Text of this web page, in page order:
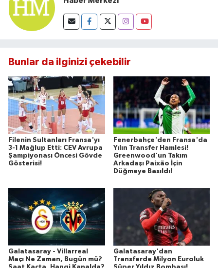
Bunlar da ilginizi çekebilir
Filenin Sultanları Fransa'yı
3-1 Mağlup Etti: CEV Avrupa
Şampiyonası Öncesi Gövde
Gösterisi!
Fenerbahçe'den Fransa'da
Yılın Transfer Hamlesi!
Greenwood'un Takım
Arkadaşı Paixão İçin
Düğmeye Basıldı!
Galatasaray - Villarreal
Maçı Ne Zaman, Bugün mü?
Galatasaray'dan
Transferde Milyon Euroluk